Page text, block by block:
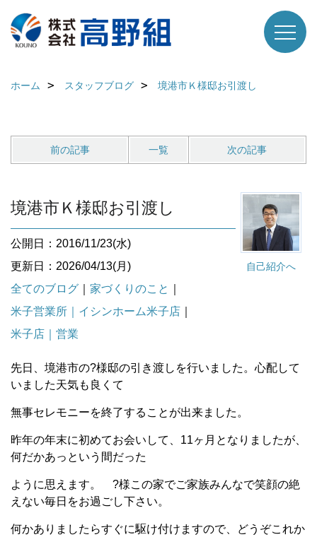
ホーム スタッフブログ 境港市Ｋ様邸お引渡し
前の記事 一覧 次の記事
自己紹介へ
境港市Ｋ様邸お引渡し
公開日：2016/11/23(水)
更新日：2026/04/13(月)
全てのブログ
家づくりのこと
米子営業所｜イシンホーム米子店
米子店｜営業
先日、境港市の?様邸の引き渡しを行いました。心配して
いました天気も良くて
無事セレモニーを終了することが出来ました。
昨年の年末に初めてお会いして、11ヶ月となりましたが、
何だかあっという間だった
ように思えます。 ?様この家でご家族みんなで笑顔の絶
えない毎日をお過ごし下さい。
何かありましたらすぐに駆け付けますので、どうぞこれか